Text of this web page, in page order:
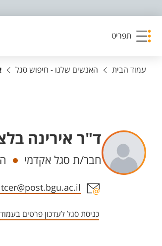
תפריט
עמוד הבית האנשים שלנו - חיפוש סגל
ד"ר אירינה
יחידות
חבר/ת סגל אקדמי
אזור צור קשר עם איש
כניסת סגל לעדכון פרטים בעמוד